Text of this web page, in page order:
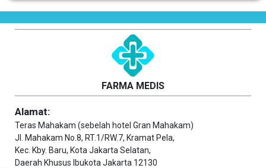
FARMA MEDIS
Alamat:
Teras Mahakam (sebelah hotel Gran Mahakam)
Jl. Mahakam No.8, RT.1/RW.7, Kramat Pela,
Kec. Kby. Baru, Kota Jakarta Selatan,
Daerah Khusus Ibukota Jakarta 12130